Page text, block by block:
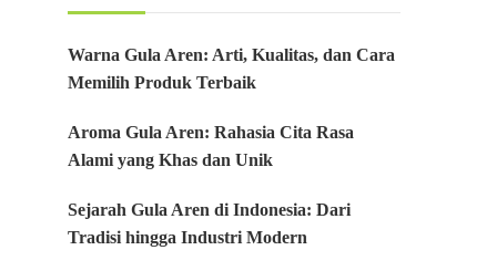
Warna Gula Aren: Arti, Kualitas, dan Cara
Memilih Produk Terbaik
Aroma Gula Aren: Rahasia Cita Rasa
Alami yang Khas dan Unik
Sejarah Gula Aren di Indonesia: Dari
Tradisi hingga Industri Modern